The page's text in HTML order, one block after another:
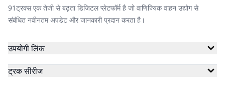
91ट्रक्स एक तेजी से बढ़ता डिजिटल प्लेटफॉर्म है जो वाणिज्यिक वाहन उद्योग से
संबंधित नवीनतम अपडेट और जानकारी प्रदान करता है।
उपयोगी लिंक
ट्रक सीरीज